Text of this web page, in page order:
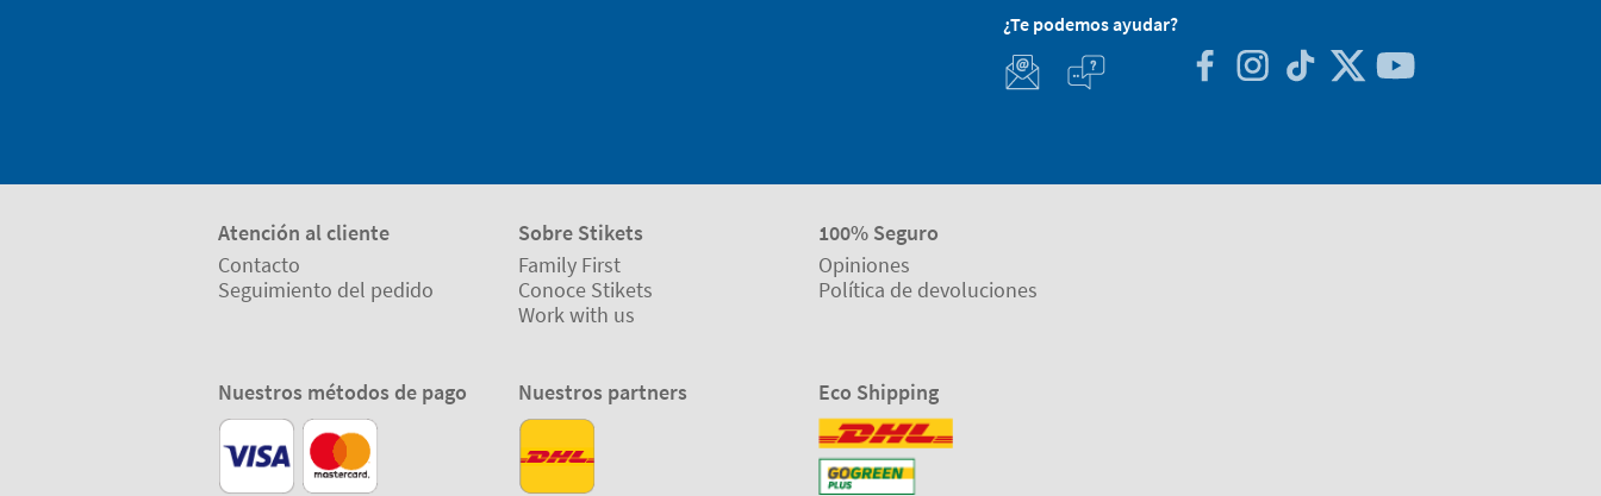
¿Te podemos ayudar?
Atención al cliente
Contacto
Seguimiento del pedido
Sobre Stikets
Family First
Conoce Stikets
Work with us
100% Seguro
Opiniones
Política de devoluciones
Nuestros métodos de pago Nuestros partners Eco Shipping